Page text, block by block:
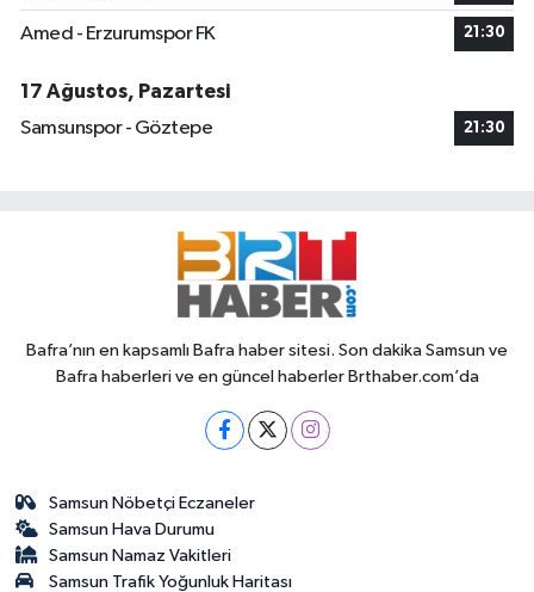
Amed - Erzurumspor FK 21:30
17 Ağustos, Pazartesi
Samsunspor - Göztepe
21:30
Bafra’nın en kapsamlı Bafra haber sitesi. Son dakika Samsun ve
Bafra haberleri ve en güncel haberler Brthaber.com’da
Samsun Nöbetçi Eczaneler
Samsun Hava Durumu
Samsun Namaz Vakitleri
Samsun Trafik Yoğunluk Haritası